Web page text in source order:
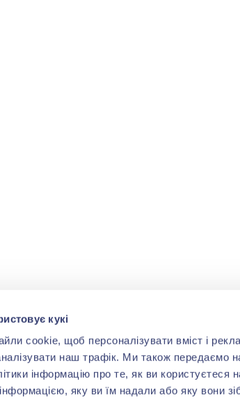
кукі
cookie, щоб персоналізувати вміст і
наш трафік. Ми також передаємо
інформацію про те, як ви
яку ви їм надали або яку вони